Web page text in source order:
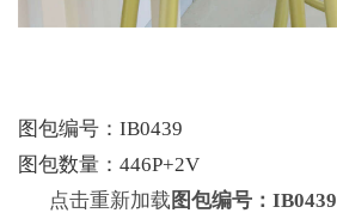
图包编号：IB0439
图包数量：446P+2V
点击重新加载 图包编号：IB0439